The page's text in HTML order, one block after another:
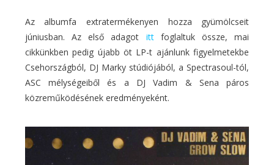
Az albumfa extratermékenyen hozza gyümölcseit
júniusban. Az első adagot ittfoglaltuk össze, mai
cikkünkben pedig újabb öt LP-t ajánlunk figyelmetekbe
Csehországból, DJ Marky stúdiójából, a Spectrasoul-tól,
ASC mélységeiből és a DJ Vadim & Sena páros
közreműködésének eredményeként.